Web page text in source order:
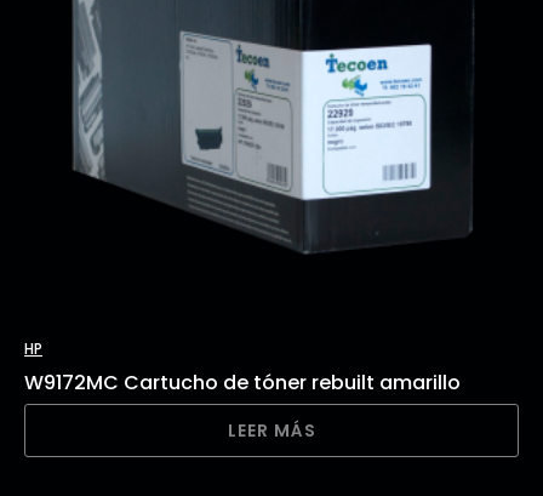
HP
W9172MC Cartucho de tóner rebuilt amarillo
LEER MÁS